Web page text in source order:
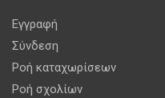
Εγγραφή
Σύνδεση
Ροή καταχωρίσεων
Ροή σχολίων